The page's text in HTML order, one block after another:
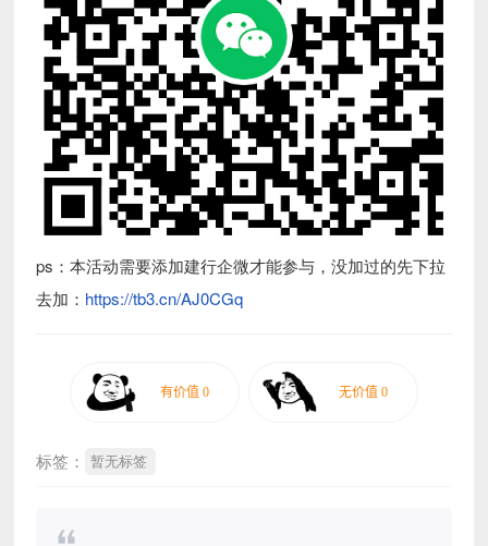
ps：本活动需要添加建行企微才能参与，没加过的先下拉
去加： https://tb3.cn/AJ0CGq
标签： 暂无标签